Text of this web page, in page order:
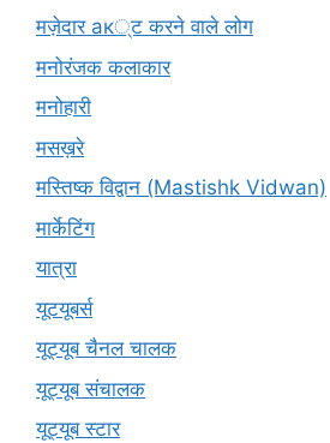
मज़ेदार ак्ट करने वाले लोग
मनोरंजक कलाकार
मनोहारी
मसख़रे
मस्तिष्क विद्वान (Mastishk Vidwan)
मार्केटिंग
यात्रा
यूटयूबर्स
यूट्यूब चैनल चालक
यूट्यूब संचालक
यूट्यूब स्टार